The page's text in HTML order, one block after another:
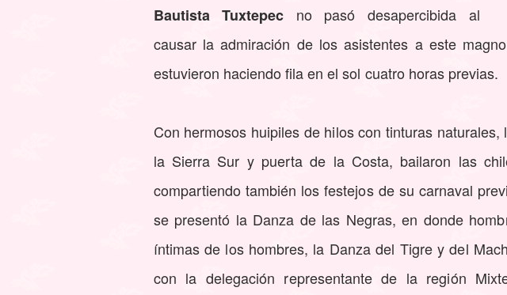
Bautista Tuxtepec no pasó desapercibida al
causar la admiración de los asistentes a este
estuvieron haciendo fila en el sol cuatro horas previas.
Con hermosos huipiles de hilos con tinturas
la Sierra Sur y puerta de la Costa, bailaron las
compartiendo también los festejos de su carnaval
se presentó la Danza de las Negras, en donde
íntimas de los hombres, la Danza del Tigre y del
con la delegación representante de la región